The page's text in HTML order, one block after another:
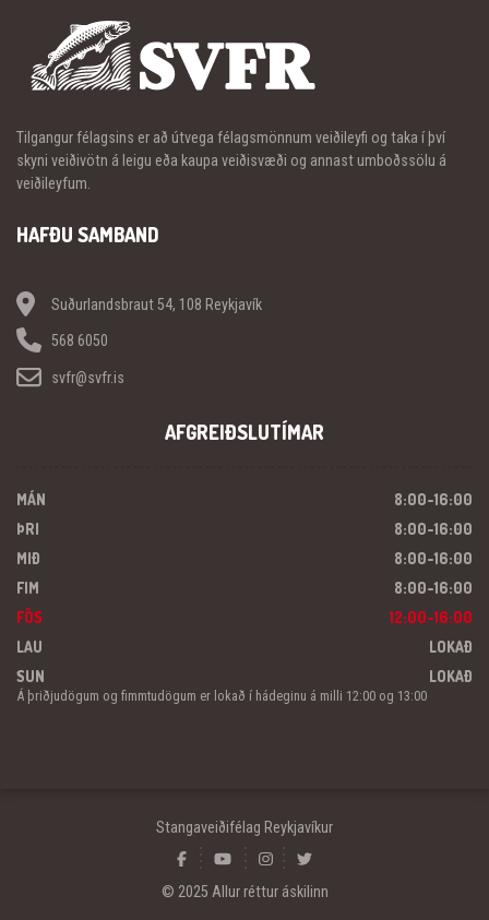
Tilgangur félagsins er að útvega félagsmönnum veiðileyfi og taka í því
skyni veiðivötn á leigu eða kaupa veiðisvæði og annast umboðssölu á
veiðileyfum.
HAFÐU SAMBAND
Suðurlandsbraut 54, 108 Reykjavík
568 6050
svfr@svfr.is
AFGREIÐSLUTÍMAR
MÁN
8:00-16:00
ÞRI
8:00-16:00
MIÐ
8:00-16:00
FIM
8:00-16:00
FÖS
12:00-16:00
LAU
LOKAÐ
SUN
LOKAÐ
Á þriðjudögum og fimmtudögum er lokað í hádeginu á milli 12:00 og 13:00
Stangaveiðifélag Reykjavíkur
© 2025 Allur réttur áskilinn